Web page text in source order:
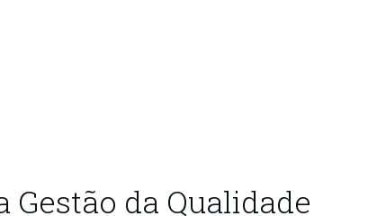
Gestão da Qualidade